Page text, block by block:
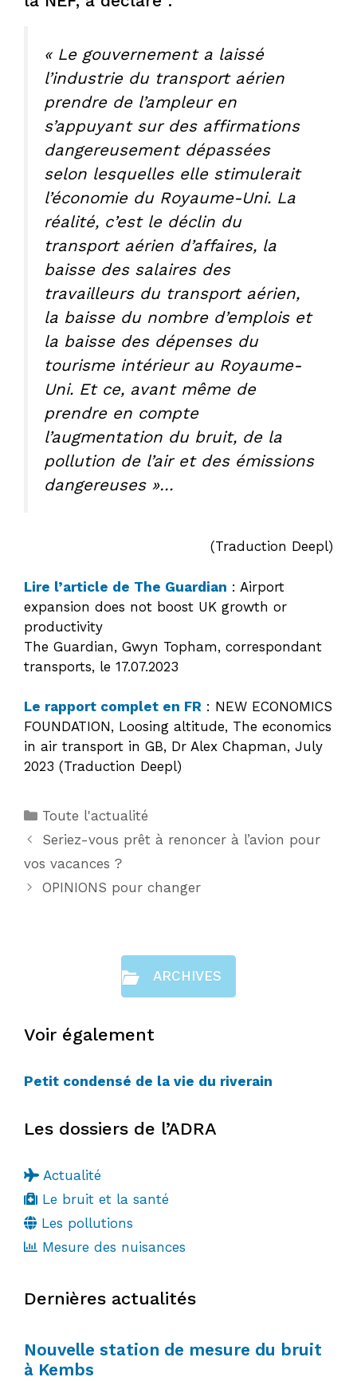
« Le gouvernement a laissé
l’industrie du transport aérien
prendre de l’ampleur en
s’appuyant sur des affirmations
dangereusement dépassées
selon lesquelles elle stimulerait
l’économie du Royaume-Uni. La
réalité, c’est le déclin du
transport aérien d’affaires, la
baisse des salaires des
travailleurs du transport aérien,
la baisse du nombre d’emplois et
la baisse des dépenses du
tourisme intérieur au Royaume-
Uni. Et ce, avant même de
prendre en compte
l’augmentation du bruit, de la
pollution de l’air et des émissions
dangereuses »…
(Traduction Deepl)
Lire l’article de The Guardian : Airport
expansion does not boost UK growth or
productivity
The Guardian, Gwyn Topham, correspondant
transports, le 17.07.2023
Le rapport complet en FR : NEW ECONOMICS
FOUNDATION, Loosing altitude, The economics
in air transport in GB, Dr Alex Chapman, July
2023 (Traduction Deepl)
Catégories
Toute l'actualité
Seriez-vous prêt à renoncer à l’avion pour
vos vacances ?
OPINIONS pour changer
ARCHIVES
Voir également
Petit condensé de la vie du riverain
Les dossiers de l’ADRA
Actualité
Le bruit et la santé
Les pollutions
Mesure des nuisances
Dernières actualités
Nouvelle station de mesure du bruit
à Kembs